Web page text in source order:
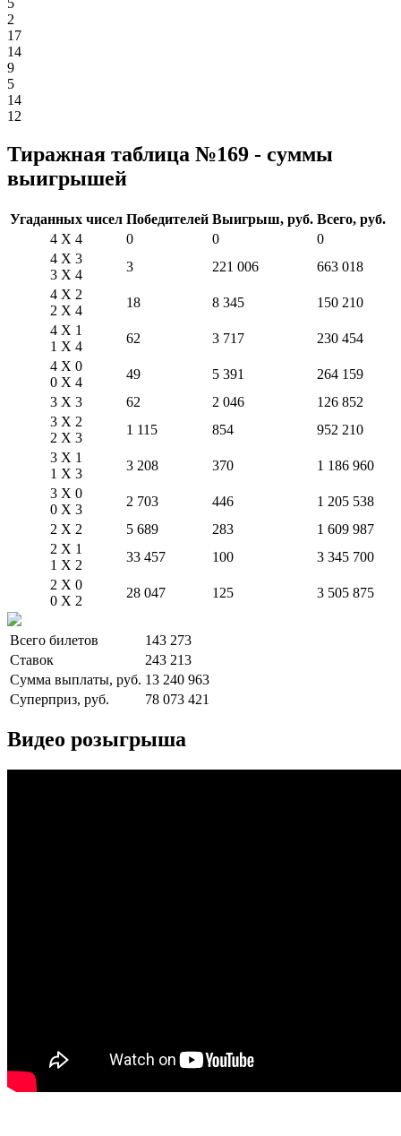
2
17
14
9
5
14
12
Тиражная таблица №169 - суммы
выигрышей
Угаданных чисел Победителей Выигрыш, руб. Всего, руб.
4 X 4
0 0
0
4 X 3
3 X 4
3 221 006
663 018
4 X 2
2 X 4
18 8 345
150 210
4 X 1
1 X 4
62 3 717
230 454
4 X 0
0 X 4
49 5 391
264 159
3 X 3
62 2 046
126 852
3 X 2
2 X 3
1 115 854
952 210
3 X 1
1 X 3
3 208 370
1 186 960
3 X 0
0 X 3
2 703 446
1 205 538
2 X 2
5 689 283
1 609 987
2 X 1
1 X 2
33 457 100
3 345 700
2 X 0
0 X 2
28 047 125 3 505 875
Всего билетов
143 273
Ставок
243 213
Сумма выплаты, руб. 13 240 963
Суперприз, руб.
78 073 421
Видео розыгрыша